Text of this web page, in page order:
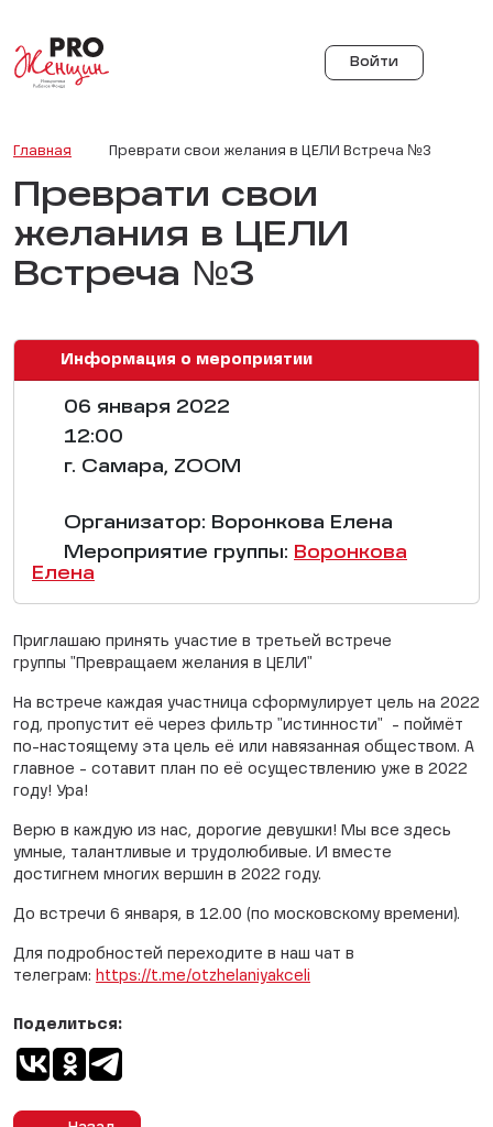
Войти
Главная Преврати свои желания в ЦЕЛИ Встреча №3
Преврати свои
желания в ЦЕЛИ
Встреча №3
Информация о мероприятии
06 января 2022
12:00
г. Самара, ZOOM
Организатор: Воронкова Елена
Мероприятие группы: Воронкова
Елена
Приглашаю принять участие в третьей встрече
группы "Превращаем желания в ЦЕЛИ"
На встрече каждая участница сформулирует цель на 2022
год, пропустит её через фильтр "истинности" - поймёт
по-настоящему эта цель её или навязанная обществом. А
главное - сотавит план по её осуществлению уже в 2022
году! Ура!
Верю в каждую из нас, дорогие девушки! Мы все здесь
умные, талантливые и трудолюбивые. И вместе
достигнем многих вершин в 2022 году.
До встречи 6 января, в 12.00 (по московскому времени).
Для подробностей переходите в наш чат в
телеграм: https://t.me/otzhelaniyakceli
Поделиться: